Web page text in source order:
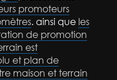
promoteurs
. ainsi que les
de promotion
est
et plan de
maison et terrain